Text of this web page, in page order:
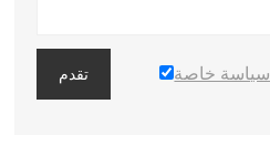
تقدم سياسة خاصة